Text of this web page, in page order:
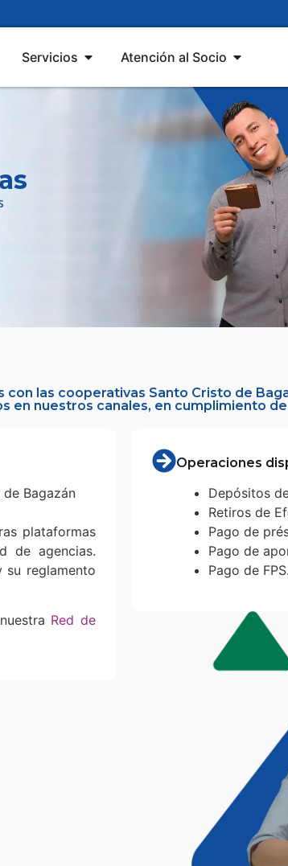
Servicios Atención al Socio
las cooperativas Santo Cristo de
en nuestros canales, en cumplimiento
Bagazán
plataformas
de agencias.
reglamento
Red de
Operaciones
Depósitos
Retiros de
Pago de
Pago de
Pago de FPS.